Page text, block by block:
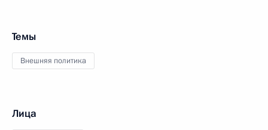
Темы
Внешняя политика
Лица